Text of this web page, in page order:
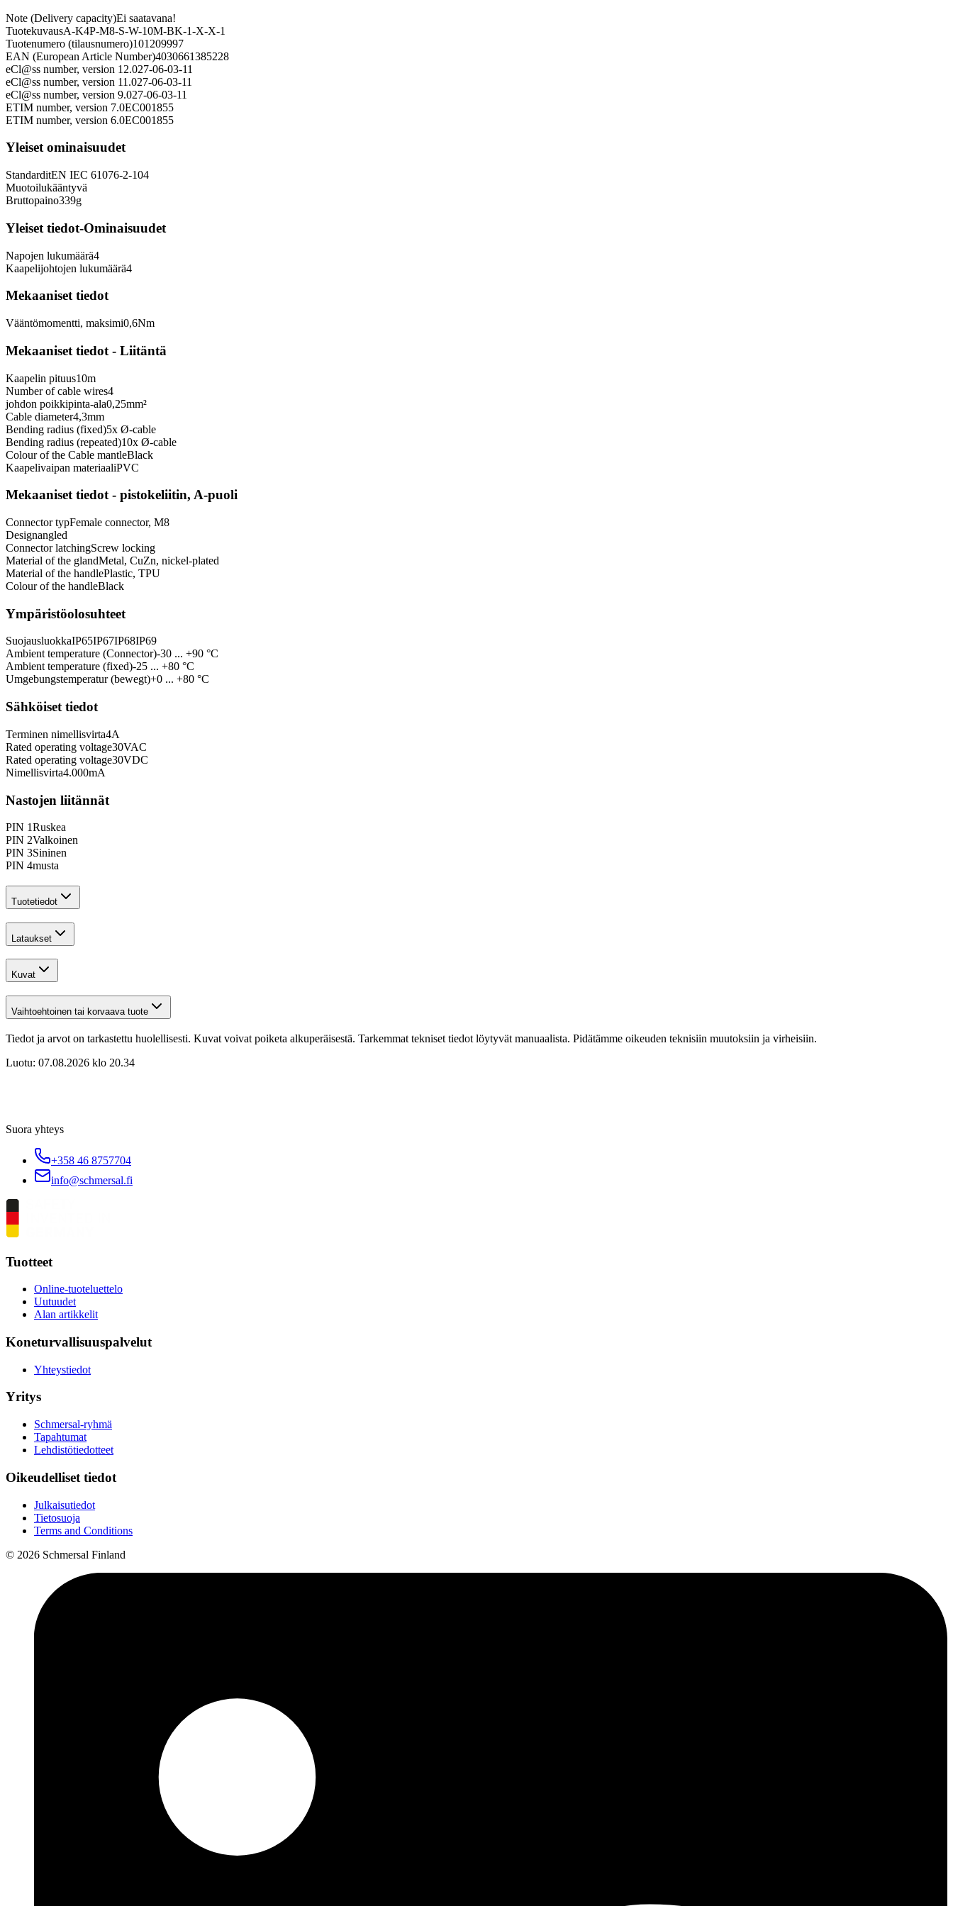
Note (Delivery capacity)Ei saatavana!
TuotekuvausA-K4P-M8-S-W-10M-BK-1-X-X-1
Tuotenumero (tilausnumero)101209997
EAN (European Article Number)4030661385228
eCl@ss number, version 12.027-06-03-11
eCl@ss number, version 11.027-06-03-11
eCl@ss number, version 9.027-06-03-11
ETIM number, version 7.0EC001855
ETIM number, version 6.0EC001855
Yleiset ominaisuudet
StandarditEN IEC 61076-2-104
Muotoilukääntyvä
Bruttopaino339g
Yleiset tiedot-Ominaisuudet
Napojen lukumäärä4
Kaapelijohtojen lukumäärä4
Mekaaniset tiedot
Vääntömomentti, maksimi0,6Nm
Mekaaniset tiedot - Liitäntä
Kaapelin pituus10m
Number of cable wires4
johdon poikkipinta-ala0,25mm²
Cable diameter4,3mm
Bending radius (fixed)5x Ø-cable
Bending radius (repeated)10x Ø-cable
Colour of the Cable mantleBlack
Kaapelivaipan materiaaliPVC
Mekaaniset tiedot - pistokeliitin, A-puoli
Connector typFemale connector, M8
Designangled
Connector latchingScrew locking
Material of the glandMetal, CuZn, nickel-plated
Material of the handlePlastic, TPU
Colour of the handleBlack
Ympäristöolosuhteet
SuojausluokkaIP65IP67IP68IP69
Ambient temperature (Connector)-30 ... +90 °C
Ambient temperature (fixed)-25 ... +80 °C
Umgebungstemperatur (bewegt)+0 ... +80 °C
Sähköiset tiedot
Terminen nimellisvirta4A
Rated operating voltage30VAC
Rated operating voltage30VDC
Nimellisvirta4.000mA
Nastojen liitännät
PIN 1Ruskea
PIN 2Valkoinen
PIN 3Sininen
PIN 4musta
Tuotetiedot
Lataukset
Kuvat
Vaihtoehtoinen tai korvaava tuote
Tiedot ja arvot on tarkastettu huolellisesti. Kuvat voivat poiketa alkuperäisestä. Tarkemmat tekniset tiedot löytyvät manuaalista. Pidätämme oikeuden teknisiin muutoksiin ja virheisiin.
Luotu: 07.08.2026 klo 20.34
Suora yhteys
+358 46 8757704
info@schmersal.fi
Tuotteet
Online-tuoteluettelo
Uutuudet
Alan artikkelit
Koneturvallisuuspalvelut
Yhteystiedot
Yritys
Schmersal-ryhmä
Tapahtumat
Lehdistötiedotteet
Oikeudelliset tiedot
Julkaisutiedot
Tietosuoja
Terms and Conditions
© 2026 Schmersal Finland